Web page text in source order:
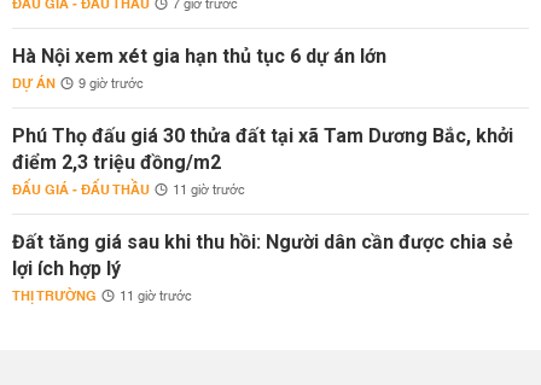
7 giờ trước
Hà Nội xem xét gia hạn thủ tục 6 dự án lớn
DỰ ÁN 9 giờ trước
Phú Thọ đấu giá 30 thửa đất tại xã Tam Dương Bắc, khởi
điểm 2,3 triệu đồng/m2
ĐẤU GIÁ - ĐẤU THẦU 11 giờ trước
Đất tăng giá sau khi thu hồi: Người dân cần được chia sẻ
lợi ích hợp lý
THỊ TRƯỜNG 11 giờ trước